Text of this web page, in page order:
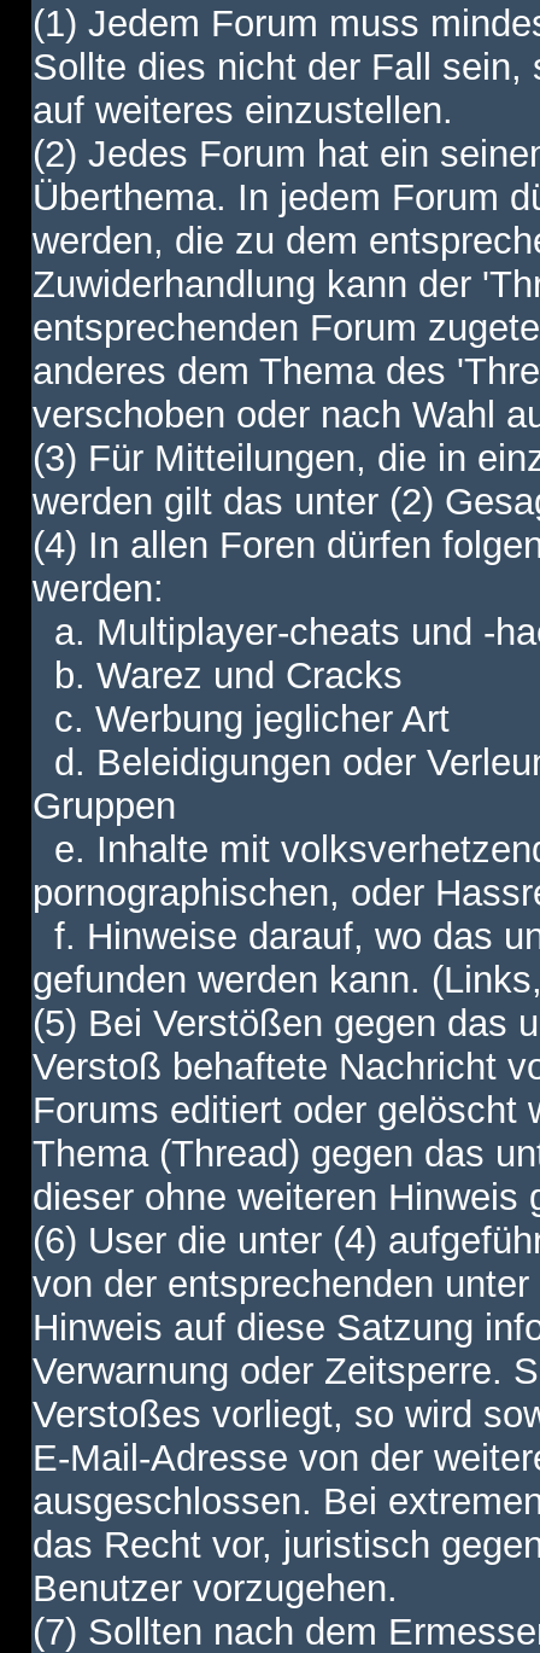
(1) Jedem Forum muss
Sollte dies nicht der Fall
auf weiteres einzustellen.
(2) Jedes Forum hat ein
Überthema. In jedem Forum
werden, die zu dem
Zuwiderhandlung kann der
entsprechenden Forum
anderes dem Thema des
verschoben oder nach Wahl
(3) Für Mitteilungen, die in
werden gilt das unter (2)
(4) In allen Foren dürfen
werden:
a. Multiplayer-cheats und -
b. Warez und Cracks
c. Werbung jeglicher Art
d. Beleidigungen oder
Gruppen
e. Inhalte mit
pornographischen, oder
f. Hinweise darauf, wo das
gefunden werden kann.
(5) Bei Verstößen gegen das
Verstoß behaftete Nachricht
Forums editiert oder gelöscht
Thema (Thread) gegen das
dieser ohne weiteren Hinweis
(6) User die unter (4)
von der entsprechenden
Hinweis auf diese Satzung
Verwarnung oder Zeitsperre.
Verstoßes vorliegt, so wird
E-Mail-Adresse von der
ausgeschlossen. Bei
das Recht vor, juristisch
Benutzer vorzugehen.
(7) Sollten nach dem